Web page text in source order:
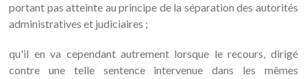
portant pas atteinte au principe de la séparation des autorités
administratives et judiciaires ;
qu'il en va cependant autrement lorsque le recours, dirigé
contre une telle sentence intervenue dans les mêmes